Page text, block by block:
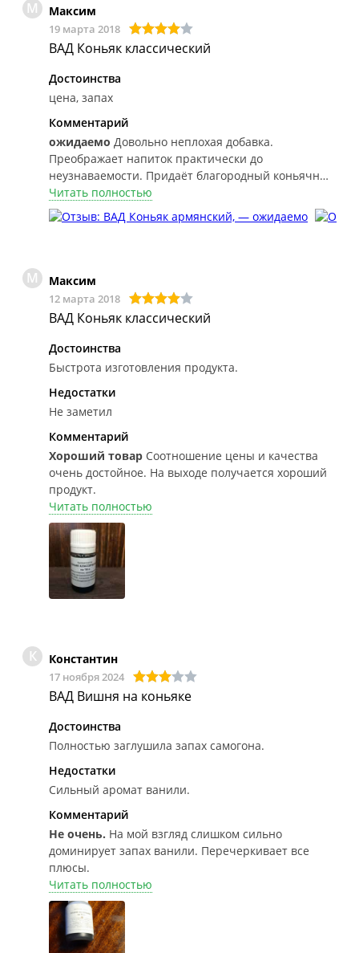
М Максим
19 марта 2018
ВАД Коньяк классический
Достоинства
цена, запах
Комментарий
ожидаемо Довольно неплохая добавка.
Преображает напиток практически до
неузнаваемости. Придаёт благородный коньячный
цвет. Запах очень приятный(чем-то напоминает
коньяки на разлив на юге), полностью устраняется
запах сэма .
Читать полностью
М Максим
12 марта 2018
ВАД Коньяк классический
Достоинства
Быстрота изготовления продукта.
Недостатки
Не заметил
Комментарий
Хороший товар Соотношение цены и качества
очень достойное. На выходе получается хороший
продукт.
Читать полностью
К Константин
17 ноября 2024
ВАД Вишня на коньяке
Достоинства
Полностью заглушила запах самогона.
Недостатки
Сильный аромат ванили.
Комментарий
Не очень. На мой взгляд слишком сильно
доминирует запах ванили. Перечеркивает все
плюсы.
Читать полностью